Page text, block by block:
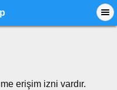
erişim izni vardır.